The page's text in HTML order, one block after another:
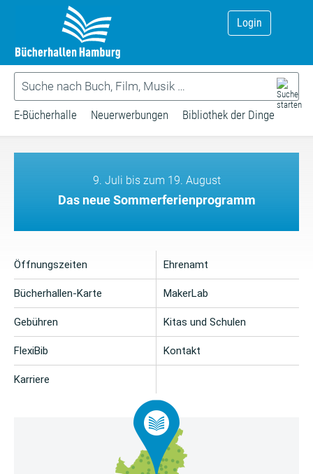
Login
E-Bücherhalle Neuerwerbungen Bibliothek der Dinge
9. Juli bis zum 19. August
Das neue Sommerferienprogramm
Öffnungszeiten
Bücherhallen-Karte
Gebühren
FlexiBib
Karriere
Ehrenamt
MakerLab
Kitas und Schulen
Kontakt